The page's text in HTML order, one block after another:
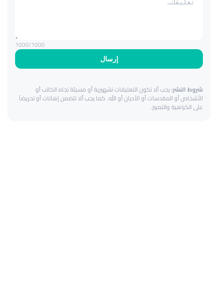
إرسال
1000/1000
شروط النشر:يجب ألا تكون التعليقات تشهيرية أو مسيئة تجاه الكاتب أو
الأشخاص أو المقدسات أو الأديان أو الله. كما يجب ألا تتضمن إهانات أو تحريضاً
على الكراهية والتمييز.